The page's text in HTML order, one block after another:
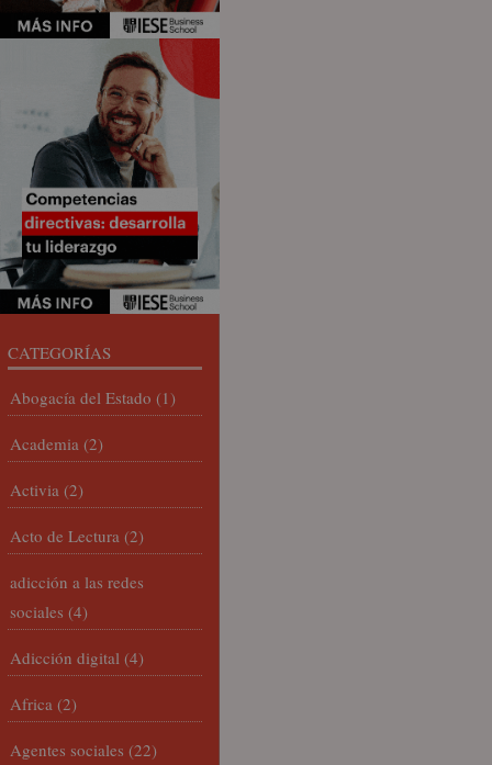
CATEGORÍAS
Abogacía del Estado (1)
Academia (2)
Activia (2)
Acto de Lectura (2)
adicción a las redes
sociales (4)
Adicción digital (4)
Africa (2)
Agentes sociales (22)